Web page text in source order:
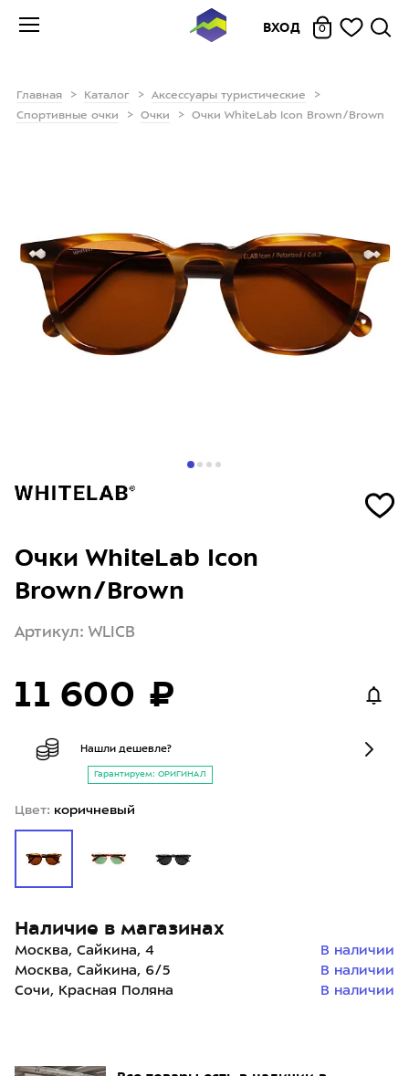
ВХОД 0
Главная Каталог
Аксессуары туристические
Спортивные очки
Очки Очки WhiteLab Icon Brown/Brown
Очки WhiteLab Icon
Brown/Brown
Артикул: WLICB
11 600 ₽
Нашли дешевле?
Гарантируем: ОРИГИНАЛ
Цвет: коричневый
Наличие в магазинах
Москва, Сайкина, 4
В наличии
Москва, Сайкина, 6/5
В наличии
Сочи, Красная Поляна
В наличии